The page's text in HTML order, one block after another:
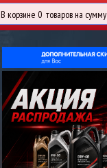
В корзине 0 товаровна сумму